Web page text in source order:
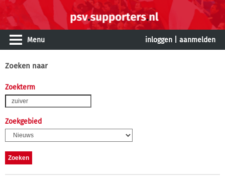
Menu inloggen aanmelden
Zoeken naar
Zoekterm
Zoekgebied